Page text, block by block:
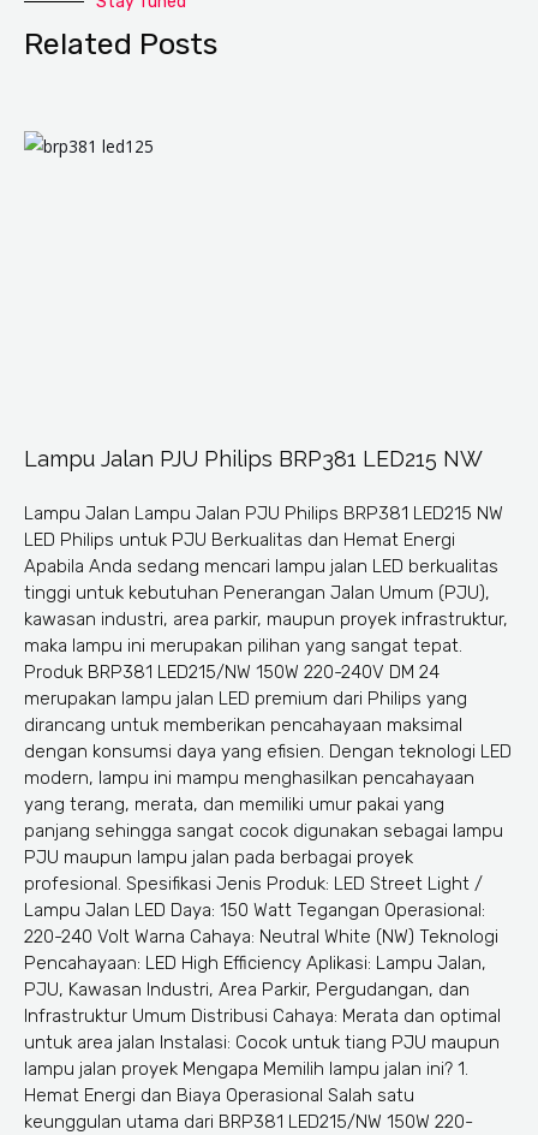
Related Posts
Lampu Jalan PJU Philips BRP381 LED215 NW
Lampu Jalan Lampu Jalan PJU Philips BRP381 LED215 NW
LED Philips untuk PJU Berkualitas dan Hemat Energi
Apabila Anda sedang mencari lampu jalan LED berkualitas
tinggi untuk kebutuhan Penerangan Jalan Umum (PJU),
kawasan industri, area parkir, maupun proyek infrastruktur,
maka lampu ini merupakan pilihan yang sangat tepat.
Produk BRP381 LED215/NW 150W 220-240V DM 24
merupakan lampu jalan LED premium dari Philips yang
dirancang untuk memberikan pencahayaan maksimal
dengan konsumsi daya yang efisien. Dengan teknologi LED
modern, lampu ini mampu menghasilkan pencahayaan
yang terang, merata, dan memiliki umur pakai yang
panjang sehingga sangat cocok digunakan sebagai lampu
PJU maupun lampu jalan pada berbagai proyek
profesional. Spesifikasi Jenis Produk: LED Street Light /
Lampu Jalan LED Daya: 150 Watt Tegangan Operasional:
220-240 Volt Warna Cahaya: Neutral White (NW) Teknologi
Pencahayaan: LED High Efficiency Aplikasi: Lampu Jalan,
PJU, Kawasan Industri, Area Parkir, Pergudangan, dan
Infrastruktur Umum Distribusi Cahaya: Merata dan optimal
untuk area jalan Instalasi: Cocok untuk tiang PJU maupun
lampu jalan proyek Mengapa Memilih lampu jalan ini? 1.
Hemat Energi dan Biaya Operasional Salah satu
keunggulan utama dari BRP381 LED215/NW 150W 220-